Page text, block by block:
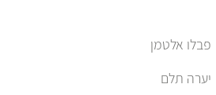
פבלו אלטמן
יערה תלם